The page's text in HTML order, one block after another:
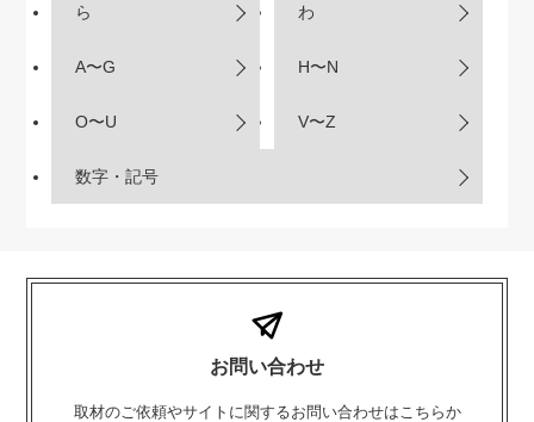
ら わ
A〜G H〜N
O〜U V〜Z
数字・記号
お問い合わせ
取材のご依頼やサイトに関するお問い合わせはこちらか